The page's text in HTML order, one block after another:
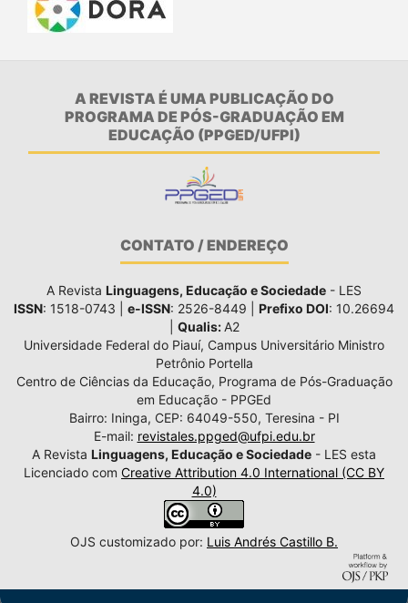
A REVISTA É UMA PUBLICAÇÃO DO
PROGRAMA DE PÓS-GRADUAÇÃO EM
EDUCAÇÃO (PPGED/UFPI)
CONTATO / ENDEREÇO
A Revista Linguagens, Educação e Sociedade - LES
ISSN: 1518-0743 | e-ISSN: 2526-8449 | Prefixo DOI: 10.26694
Qualis: A2
Universidade Federal do Piauí, Campus Universitário Ministro
Petrônio Portella
Centro de Ciências da Educação, Programa de Pós-Graduação
em Educação - PPGEd
Bairro: Ininga, CEP: 64049-550, Teresina - PI
E-mail: revistales.ppged@ufpi.edu.br
A Revista Linguagens, Educação e Sociedade - LES esta
Licenciado com Creative Attribution 4.0 International (CC BY
4.0)
OJS customizado por: Luis Andrés Castillo B.